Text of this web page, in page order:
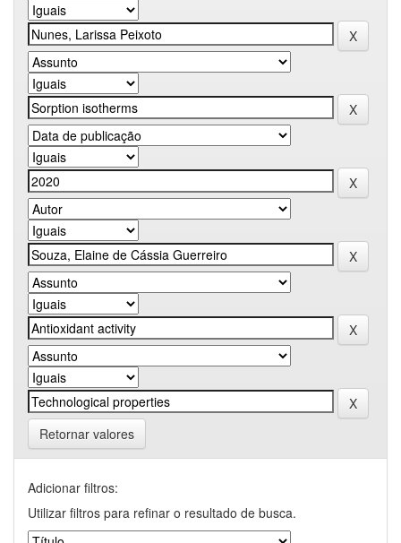
Retornar valores
Adicionar filtros:
Utilizar filtros para refinar o resultado de busca.